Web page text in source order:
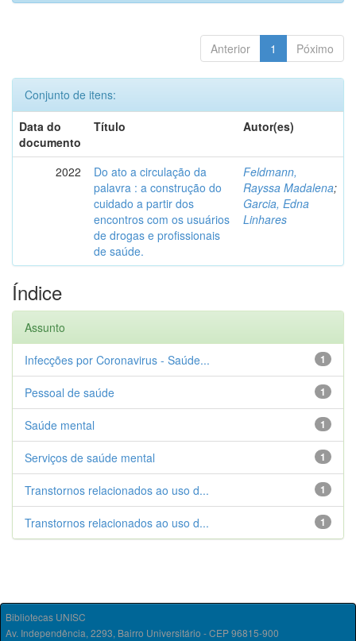
Anterior 1 Póximo
Conjunto de itens:
Data do
documento
Título Autor(es)
2022
Do ato a circulação da
palavra : a construção do
cuidado a partir dos
encontros com os usuários
de drogas e profissionais
de saúde.
Feldmann,
Rayssa Madalena;
Garcia, Edna
Linhares
Índice
Assunto
1
Infecções por Coronavirus - Saúde...
1
Pessoal de saúde
1
Saúde mental
1
Serviços de saúde mental
1
Transtornos relacionados ao uso d...
1
Transtornos relacionados ao uso d...
Bibliotecas UNISC
Av. Independência, 2293, Bairro Universitário - CEP 96815-900